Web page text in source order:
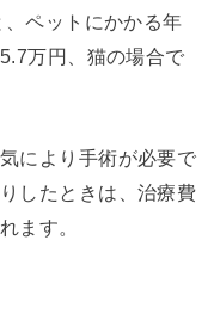
ペットにかかる年
万円、猫の場合で
により手術が必要で
したときは、治療費
ます。